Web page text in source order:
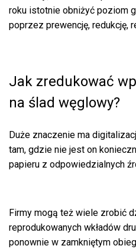
roku istotnie obniżyć poziom
poprzez prewencję, redukcję,
Jak zredukować
na ślad węglowy?
Duże znaczenie ma
tam, gdzie nie jest on
papieru z odpowiedzialnych
Firmy mogą też wiele zrobić
reprodukowanych wkładów
ponownie w zamkniętym